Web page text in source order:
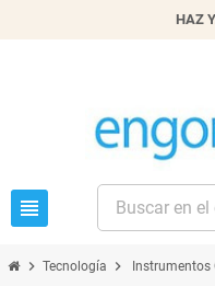
HAZ
view_headline
chevron_right Tecnología chevron_right Instrumentos